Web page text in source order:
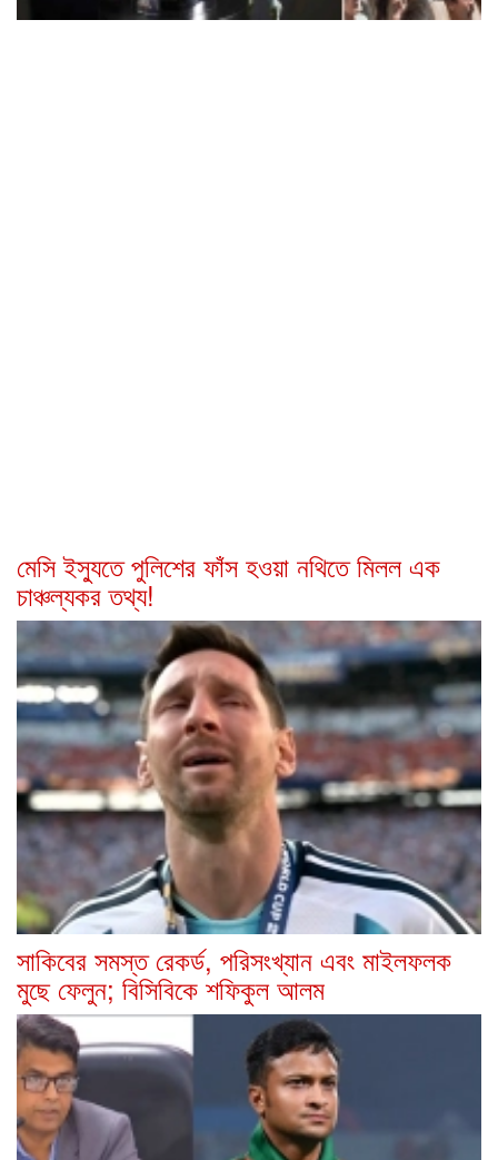
মেসি ইস্যুতে পুলিশের ফাঁস হওয়া নথিতে মিলল এক
চাঞ্চল্যকর তথ্য!
সাকিবের সমস্ত রেকর্ড, পরিসংখ্যান এবং মাইলফলক
মুছে ফেলুন; বিসিবিকে শফিকুল আলম